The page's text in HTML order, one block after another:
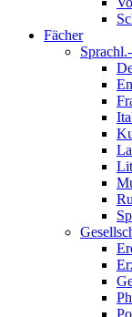
Fächer